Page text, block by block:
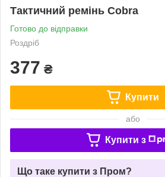
Тактичний ремінь Cobra
Готово до відправки
Роздріб
377 ₴
Купити
або
Купити з
Що таке купити з Пром?